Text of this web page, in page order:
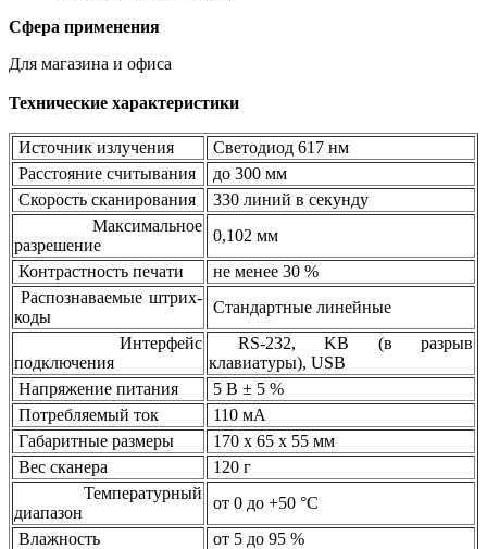
Сфера применения
Для магазина и офиса
Технические характеристики
Источник излучения
Светодиод 617 нм
Расстояние считывания
до 300 мм
Скорость сканирования
330 линий в секунду
Максимальное
разрешение
0,102 мм
Контрастность печати
не менее 30 %
Распознаваемые штрих-
коды
Стандартные линейные
Интерфейс
подключения
RS-232, KB (в разрыв
клавиатуры), USB
Напряжение питания
5 В ± 5 %
Потребляемый ток
110 мА
Габаритные размеры
170 х 65 х 55 мм
Вес сканера
120 г
Температурный
диапазон
от 0 до +50 °C
Влажность
от 5 до 95 %